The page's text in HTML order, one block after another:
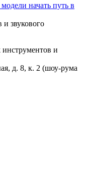
начать путь в
и
д. 8, к. 2 (шоу-рума